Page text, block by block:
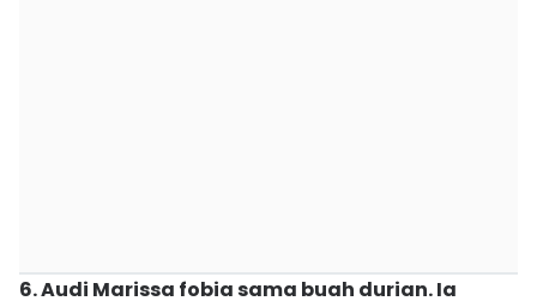
6. Audi Marissa fobia sama buah durian. Ia